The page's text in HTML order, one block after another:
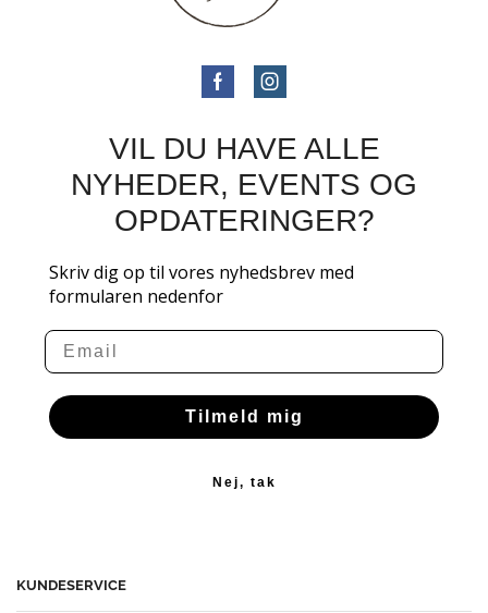
VIL DU HAVE ALLE
NYHEDER, EVENTS OG
OPDATERINGER?
Skriv dig op til vores nyhedsbrev med
formularen nedenfor
Email
Tilmeld mig
Nej, tak
KUNDESERVICE